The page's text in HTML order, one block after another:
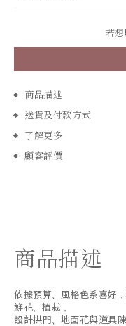
若想
商品描述
送貨及付款方式
了解更多
顧客評價
商品描述
依據預算、風格色系喜好
鮮花、植栽，
設計拱門、地面花與道具